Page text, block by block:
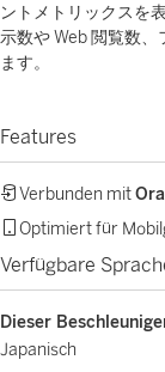
ントメトリックスを
示数や Web 閲覧数
ます。
Features
Verbunden mit
Optimiert für
Verfügbare
Dieser
Japanisch